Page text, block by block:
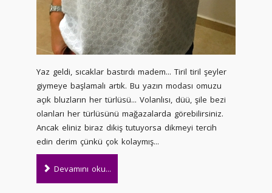
Yaz geldi, sıcaklar bastırdı madem... Tiril tiril şeyler
giymeye başlamalı artık. Bu yazın modası omuzu
açık bluzların her türlüsü... Volanlısı, düü, şile bezi
olanları her türlüsünü mağazalarda görebilirsiniz.
Ancak eliniz biraz dikiş tutuyorsa dikmeyi tercih
edin derim çünkü çok kolaymış...
Devamını oku...